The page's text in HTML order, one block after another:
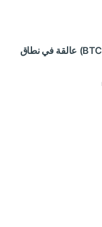
آخر مستجدات سوق البيتكوين: البيتكوين (BTC) عالقة في نطاق